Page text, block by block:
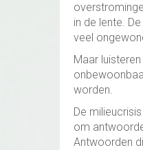
in de lente.
veel
Maar
worden.
De
om
Antwoorden